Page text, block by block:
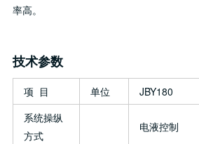
率高。
技术参数
项 目 单位 JBY180
系统操纵
方式
电液控制